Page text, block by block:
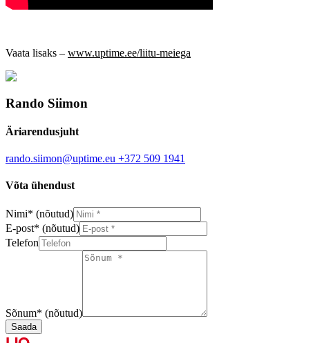
Vaata lisaks – www.uptime.ee/liitu-meiega
Rando Siimon
Äriarendusjuht
rando.siimon@uptime.eu +372 509 1941
Võta ühendust
Nimi* (nõutud)
E-post* (nõutud)
Telefon
Sõnum* (nõutud)
Saada